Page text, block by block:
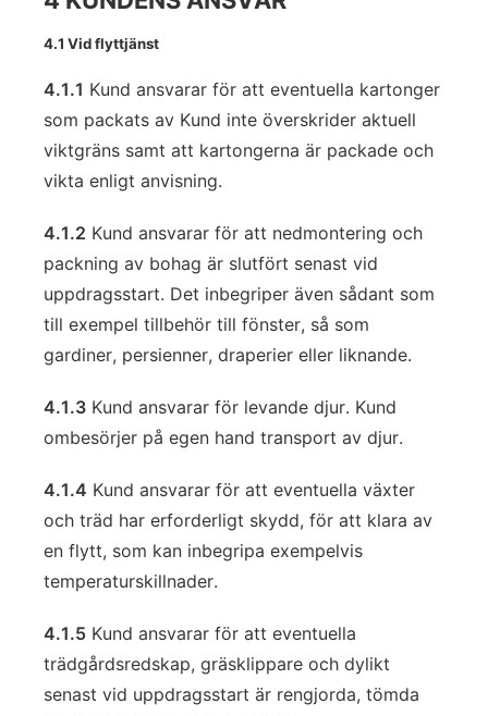
4.1 Vid flyttjänst
4.1.1 Kund ansvarar för att eventuella kartonger
som packats av Kund inte överskrider aktuell
viktgräns samt att kartongerna är packade och
vikta enligt anvisning.
4.1.2 Kund ansvarar för att nedmontering och
packning av bohag är slutfört senast vid
uppdragsstart. Det inbegriper även sådant som
till exempel tillbehör till fönster, så som
gardiner, persienner, draperier eller liknande.
4.1.3 Kund ansvarar för levande djur. Kund
ombesörjer på egen hand transport av djur.
4.1.4 Kund ansvarar för att eventuella växter
och träd har erforderligt skydd, för att klara av
en flytt, som kan inbegripa exempelvis
temperaturskillnader.
4.1.5 Kund ansvarar för att eventuella
trädgårdsredskap, gräsklippare och dylikt
senast vid uppdragsstart är rengjorda, tömda